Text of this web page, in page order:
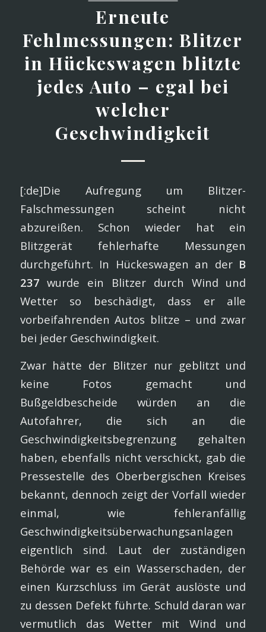
Erneute
Fehlmessungen: Blitzer
in Hückeswagen blitzte
jedes Auto – egal bei
welcher
Geschwindigkeit
[:de]Die Aufregung um Blitzer-
Falschmessungen scheint nicht
abzureißen. Schon wieder hat ein
Blitzgerät fehlerhafte Messungen
durchgeführt. In Hückeswagen an der B
237wurde ein Blitzer durch Wind und
Wetter so beschädigt, dass er alle
vorbeifahrenden Autos blitze – und zwar
bei jeder Geschwindigkeit.
Zwar hätte der Blitzer nur geblitzt und
keine Fotos gemacht und
Bußgeldbescheide würden an die
Autofahrer, die sich an die
Geschwindigkeitsbegrenzung gehalten
haben, ebenfalls nicht verschickt, gab die
Pressestelle des Oberbergischen Kreises
bekannt, dennoch zeigt der Vorfall wieder
einmal, wie fehleranfällig
Geschwindigkeitsüberwachungsanlagen
eigentlich sind. Laut der zuständigen
Behörde war es ein Wasserschaden, der
einen Kurzschluss im Gerät auslöste und
zu dessen Defekt führte. Schuld daran war
vermutlich das Wetter mit Wind und